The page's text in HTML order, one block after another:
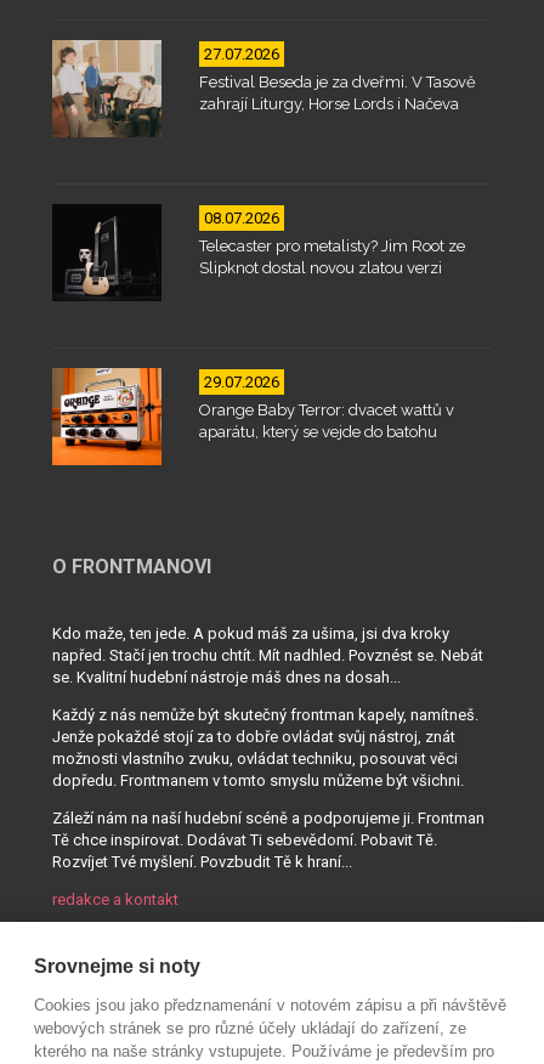
27.07.2026
Festival Beseda je za dveřmi. V Tasově
zahrají Liturgy, Horse Lords i Načeva
08.07.2026
Telecaster pro metalisty? Jim Root ze
Slipknot dostal novou zlatou verzi
29.07.2026
Orange Baby Terror: dvacet wattů v
aparátu, který se vejde do batohu
O FRONTMANOVI
Kdo maže, ten jede. A pokud máš za ušima, jsi dva kroky
napřed. Stačí jen trochu chtít. Mít nadhled. Povznést se. Nebát
se. Kvalitní hudební nástroje máš dnes na dosah...
Každý z nás nemůže být skutečný frontman kapely, namítneš.
Jenže pokaždé stojí za to dobře ovládat svůj nástroj, znát
možnosti vlastního zvuku, ovládat techniku, posouvat věci
dopředu. Frontmanem v tomto smyslu můžeme být všichni.
Záleží nám na naší hudební scéně a podporujeme ji. Frontman
Tě chce inspirovat. Dodávat Ti sebevědomí. Pobavit Tě.
Rozvíjet Tvé myšlení. Povzbudit Tě k hraní...
redakce a kontakt
Srovnejme si noty
Cookies jsou jako předznamenání v notovém zápisu a při návštěvě
webových stránek se pro různé účely ukládají do zařízení, ze
kterého na naše stránky vstupujete. Používáme je především pro